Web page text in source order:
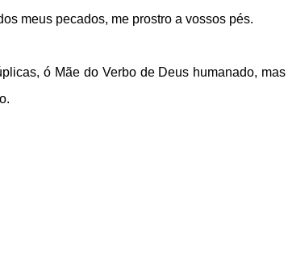
meus pecados, me prostro a vossos pés.
ó Mãe do Verbo de Deus humanado,